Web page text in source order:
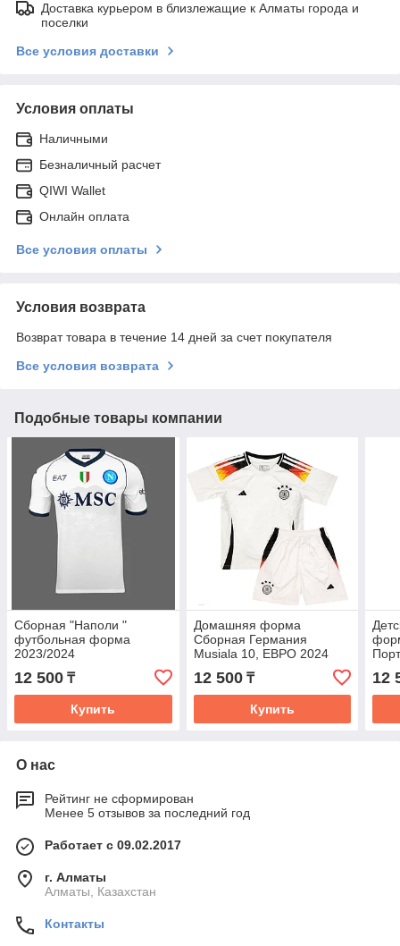
Доставка курьером в близлежащие к Алматы города и
поселки
Все условия доставки
Условия оплаты
Наличными
Безналичный расчет
QIWI Wallet
Онлайн оплата
Все условия оплаты
Условия возврата
Возврат товара в течение 14 дней за счет покупателя
Все условия возврата
Подобные товары компании
Сборная "Наполи "
футбольная форма
2023/2024
12 500 ₸
Купить
Домашняя форма
Сборная Германия
Musiala 10, ЕВРО 2024
12 500₸
Купить
12
О нас
Рейтинг не сформирован
Менее 5 отзывов за последний год
Работает с 09.02.2017
г. Алматы
Алматы, Казахстан
Контакты